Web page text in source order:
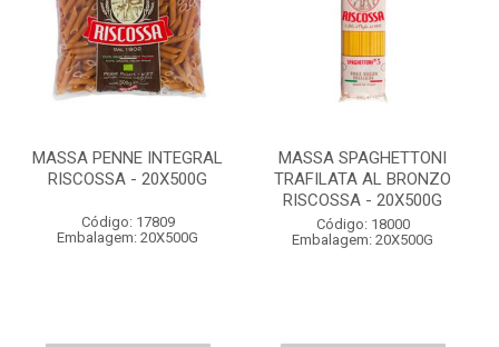
MASSA PENNE INTEGRAL
RISCOSSA - 20X500G
Código: 17809
Embalagem: 20X500G
MASSA SPAGHETTONI
TRAFILATA AL BRONZO
RISCOSSA - 20X500G
Código: 18000
Embalagem: 20X500G